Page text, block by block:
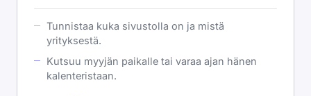
Tunnistaa kuka sivustolla on ja mistä
yrityksestä.
Kutsuu myyjän paikalle tai varaa ajan hänen
kalenteristaan.